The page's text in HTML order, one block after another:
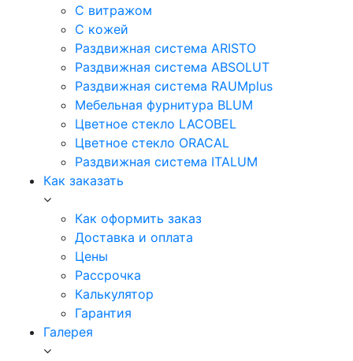
С витражом
С кожей
Раздвижная система ARISTO
Раздвижная система ABSOLUT
Раздвижная система RAUMplus
Мебельная фурнитура BLUM
Цветное стекло LACOBEL
Цветное стекло ORACAL
Раздвижная система ITALUM
Как заказать
Как оформить заказ
Доставка и оплата
Цены
Рассрочка
Калькулятор
Гарантия
Галерея